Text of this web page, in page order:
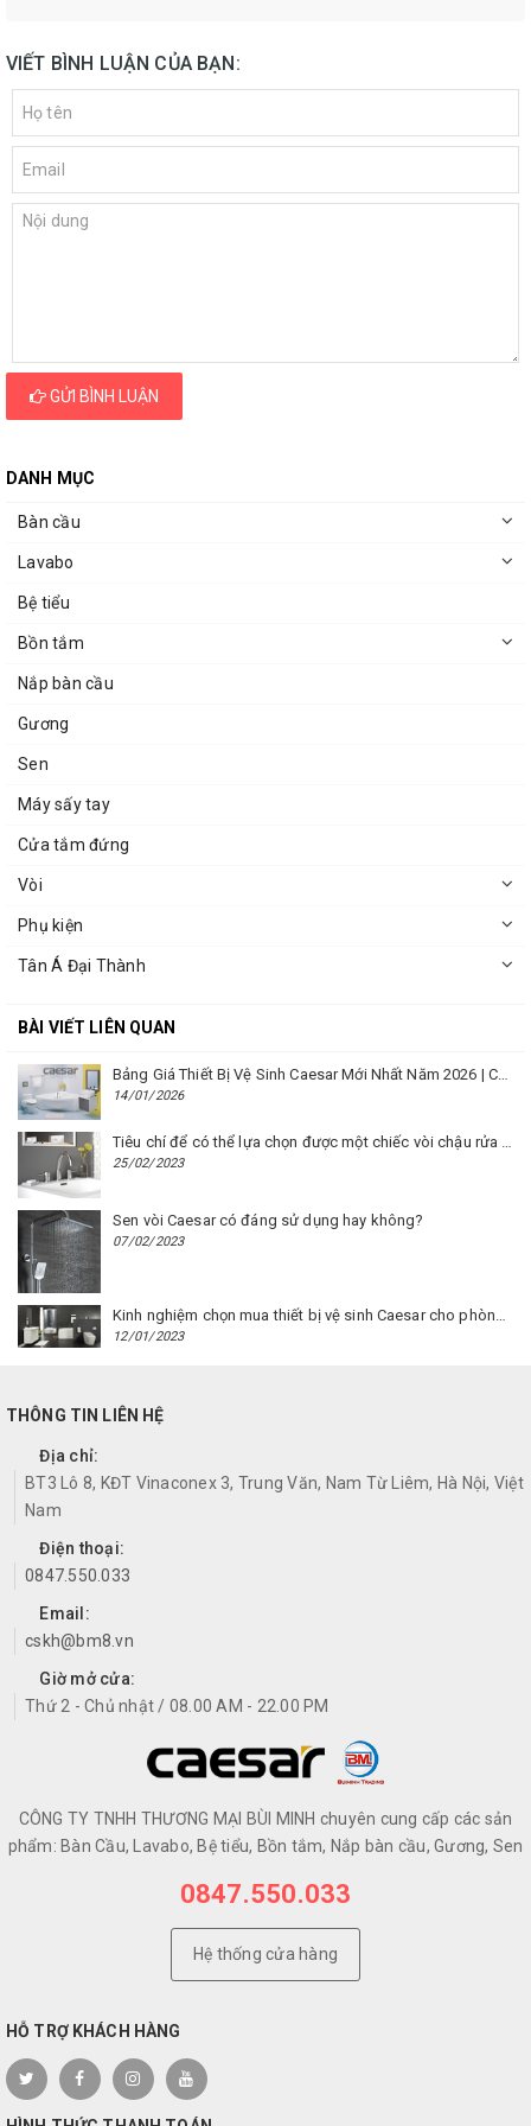
VIẾT BÌNH LUẬN CỦA BẠN:
GỬI BÌNH LUẬN
DANH MỤC
Bàn cầu
Lavabo
Bệ tiểu
Bồn tắm
Nắp bàn cầu
Gương
Sen
Máy sấy tay
Cửa tắm đứng
Vòi
Phụ kiện
Tân Á Đại Thành
BÀI VIẾT LIÊN QUAN
Bảng Giá Thiết Bị Vệ Sinh Caesar Mới Nhất Năm 2026 | Cập Nhật Liên Tục Tại BM8.VN
14/01/2026
Tiêu chí để có thể lựa chọn được một chiếc vòi chậu rửa mặt Caesar phù hợp
25/02/2023
Sen vòi Caesar có đáng sử dụng hay không?
07/02/2023
Kinh nghiệm chọn mua thiết bị vệ sinh Caesar cho phòng trọ
12/01/2023
THÔNG TIN LIÊN HỆ
Địa chỉ:
BT3 Lô 8, KĐT Vinaconex 3, Trung Văn, Nam Từ Liêm, Hà Nội, Việt
Nam
Điện thoại:
0847.550.033
Email:
cskh@bm8.vn
Giờ mở cửa:
Thứ 2 - Chủ nhật / 08.00 AM - 22.00 PM
CÔNG TY TNHH THƯƠNG MẠI BÙI MINH chuyên cung cấp các sản
phẩm: Bàn Cầu, Lavabo, Bệ tiểu, Bồn tắm, Nắp bàn cầu, Gương, Sen
0847.550.033
Hệ thống cửa hàng
HỖ TRỢ KHÁCH HÀNG